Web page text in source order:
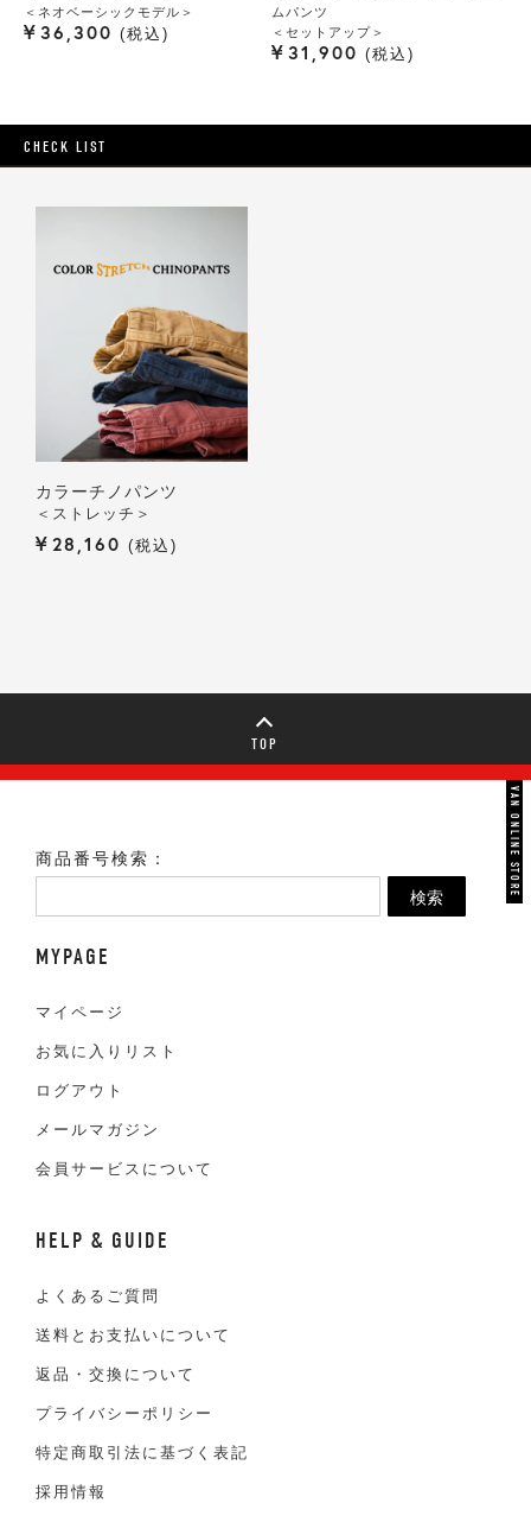
＜ネオベーシックモデル＞
¥ 36,300 税込
ムパンツ
＜セットアップ＞
¥ 31,900 税込
CHECK LIST
カラーチノパンツ
＜ストレッチ＞
¥ 28,160 税込
TOP
商品番号検索：
検索
MYPAGE
マイページ
お気に入りリスト
ログアウト
メールマガジン
会員サービスについて
HELP & GUIDE
よくあるご質問
送料とお支払いについて
返品・交換について
プライバシーポリシー
特定商取引法に基づく表記
採用情報
VAN ONLINE STORE